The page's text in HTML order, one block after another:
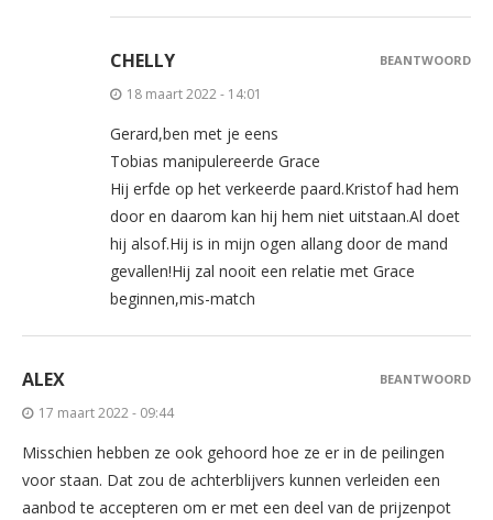
CHELLY
18 maart 2022 - 14:01
Gerard,ben met je eens
Tobias manipulereerde Grace
Hij erfde op het verkeerde paard.Kristof had hem
door en daarom kan hij hem niet uitstaan.Al doet
hij alsof.Hij is in mijn ogen allang door de mand
gevallen!Hij zal nooit een relatie met Grace
beginnen,mis-match
BEANTWOORD
ALEX
17 maart 2022 - 09:44
Misschien hebben ze ook gehoord hoe ze er in de peilingen
voor staan. Dat zou de achterblijvers kunnen verleiden een
aanbod te accepteren om er met een deel van de prijzenpot
BEANTWOORD